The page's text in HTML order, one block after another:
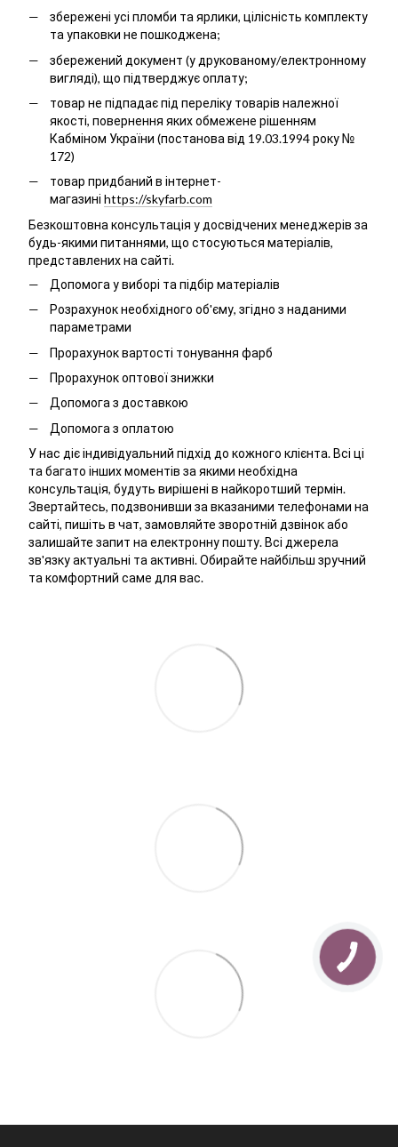
збережені усі пломби та ярлики, цілісність комплекту
та упаковки не пошкоджена;
збережений документ (у друкованому/електронному
вигляді), що підтверджує оплату;
товар не підпадає під переліку товарів належної
якості, повернення яких обмежене рішенням
Кабміном України (постанова від 19.03.1994 року №
172)
товар придбаний в інтернет-
магазині https://skyfarb.com
Безкоштовна консультація у досвідчених менеджерів за
будь-якими питаннями, що стосуються матеріалів,
представлених на сайті.
Допомога у виборі та підбір матеріалів
Розрахунок необхідного об'єму, згідно з наданими
параметрами
Прорахунок вартості тонування фарб
Прорахунок оптової знижки
Допомога з доставкою
Допомога з оплатою
У нас діє індивідуальний підхід до кожного клієнта. Всі ці
та багато інших моментів за якими необхідна
консультація, будуть вирішені в найкоротший термін.
Звертайтесь, подзвонивши за вказаними телефонами на
сайті, пишіть в чат, замовляйте зворотній дзвінок або
залишайте запит на електронну пошту. Всі джерела
зв'язку актуальні та активні. Обирайте найбільш зручний
та комфортний саме для вас.